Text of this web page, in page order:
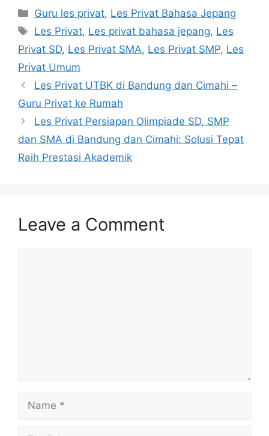
Categories
Guru les privat, Les Privat Bahasa Jepang
Tags
Les Privat, Les privat bahasa jepang, Les
Privat SD, Les Privat SMA, Les Privat SMP, Les
Privat Umum
Les Privat UTBK di Bandung dan Cimahi –
Guru Privat ke Rumah
Les Privat Persiapan Olimpiade SD, SMP
dan SMA di Bandung dan Cimahi: Solusi Tepat
Raih Prestasi Akademik
Leave a Comment
Name
Email